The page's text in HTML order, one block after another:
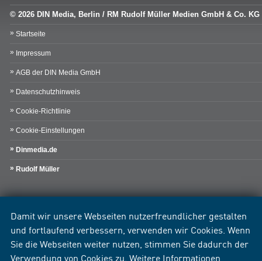
Damit wir unsere Webseiten nutzerfreundlicher gestalten
und fortlaufend verbessern, verwenden wir Cookies. Wenn
Sie die Webseiten weiter nutzen, stimmen Sie dadurch der
Verwendung von Cookies zu. Weitere Informationen
© 2026 DIN Media, Berlin / RM Rudolf Müller Medien GmbH & Co. KG
Startseite
Impressum
AGB der DIN Media GmbH
Datenschutzhinweis
Cookie-Richtlinie
Cookie-Einstellungen
Dinmedia.de
Rudolf Müller